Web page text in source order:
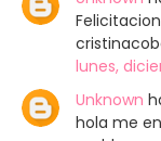
lunes,
Unknown
hola me